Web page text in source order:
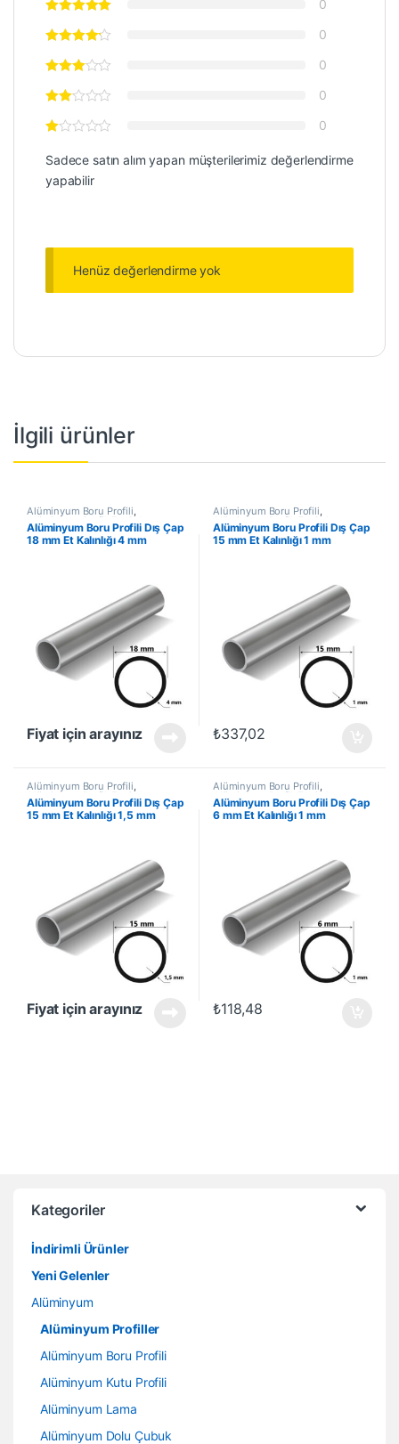
0
0
0
0
0
Sadece satın alım yapan müşterilerimiz değerlendirme
yapabilir
Henüz değerlendirme yok
İlgili ürünler
Alüminyum Boru Profili,
Alüminyum Profil En Çok
Satanlar,İndirimli Ürünler
Alüminyum Boru Profili Dış Çap
18 mm Et Kalınlığı 4 mm
Fiyat için arayınız
Alüminyum Boru Profili,
Alüminyum Profil En Çok
Satanlar,İndirimli Ürünler
Alüminyum Boru Profili Dış Çap
15 mm Et Kalınlığı 1 mm
₺337,02
Alüminyum Boru Profili,
Alüminyum Profil En Çok
Satanlar,İndirimli Ürünler
Alüminyum Boru Profili Dış Çap
15 mm Et Kalınlığı 1,5 mm
Fiyat için arayınız
Alüminyum Boru Profili,
Alüminyum Profil En Çok
Satanlar,İndirimli Ürünler
Alüminyum Boru Profili Dış Çap
6 mm Et Kalınlığı 1 mm
₺118,48
Kategoriler
İndirimli Ürünler
Yeni Gelenler
Alüminyum
Alüminyum Profiller
Alüminyum Boru Profili
Alüminyum Kutu Profili
Alüminyum Lama
Alüminyum Dolu Çubuk